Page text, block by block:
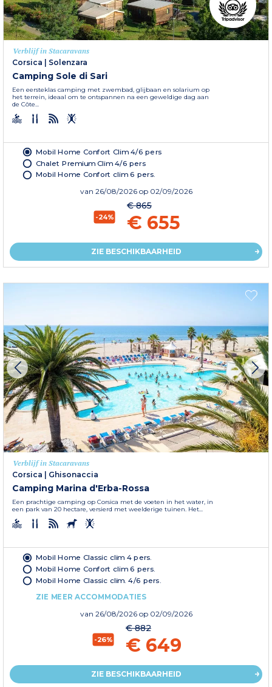
Verblijf in Stacaravans
Corsica | Solenzara
Camping Sole di Sari
Een eersteklas camping met zwembad, glijbaan en solarium op
het terrein, ideaal om te ontspannen na een geweldige dag aan
de Côte...
Mobil Home Confort Clim 4/6 pers
Chalet Premium Clim 4/6 pers
Mobil Home Confort clim 6 pers.
van 26/08/2026 op 02/09/2026
-24%
€ 865
€ 655
ZIE BESCHIKBAARHEID
Verblijf in Stacaravans
Corsica | Ghisonaccia
Camping Marina d'Erba-Rossa
Een prachtige camping op Corsica met de voeten in het water, in
een park van 20 hectare, versierd met weelderige tuinen. Het...
Mobil Home Classic clim 4 pers.
Mobil Home Confort clim 6 pers.
Mobil Home Classic clim. 4/6 pers.
ZIE MEER ACCOMMODATIES
van 26/08/2026 op 02/09/2026
-26%
€ 882
€ 649
ZIE BESCHIKBAARHEID